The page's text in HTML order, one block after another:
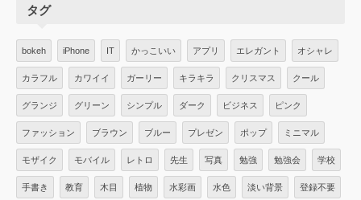
タグ
bokeh iPhone IT かっこいい アプリ エレガント オシャレ
カラフル カワイイ ガーリー キラキラ クリスマス クール
グランジ グリーン シンプル ダーク ビジネス ピンク
ファッション ブラウン ブルー プレゼン ポップ ミニマル
モザイク モバイル レトロ 先生 写真 勉強 勉強会 学校
手書き 教育 木目 植物 水彩画 水色 淡い背景 登録不要